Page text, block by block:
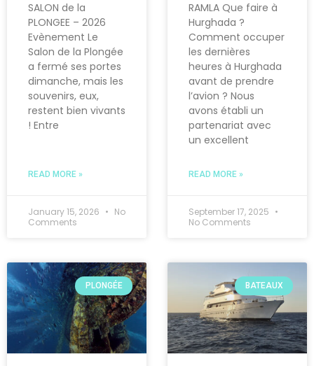
SALON de la
PLONGEE – 2026
Evènement Le
Salon de la Plongée
a fermé ses portes
dimanche, mais les
souvenirs, eux,
restent bien vivants
! Entre
READ MORE »
January 15, 2026
No
Comments
RAMLA Que faire à
Hurghada ?
Comment occuper
les dernières
heures à Hurghada
avant de prendre
l’avion ? Nous
avons établi un
partenariat avec
un excellent
READ MORE »
September 17, 2025
No Comments
PLONGÉE BATEAUX